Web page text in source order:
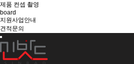
제품 컨셉 촬영
board
지원사업안내
견적문의